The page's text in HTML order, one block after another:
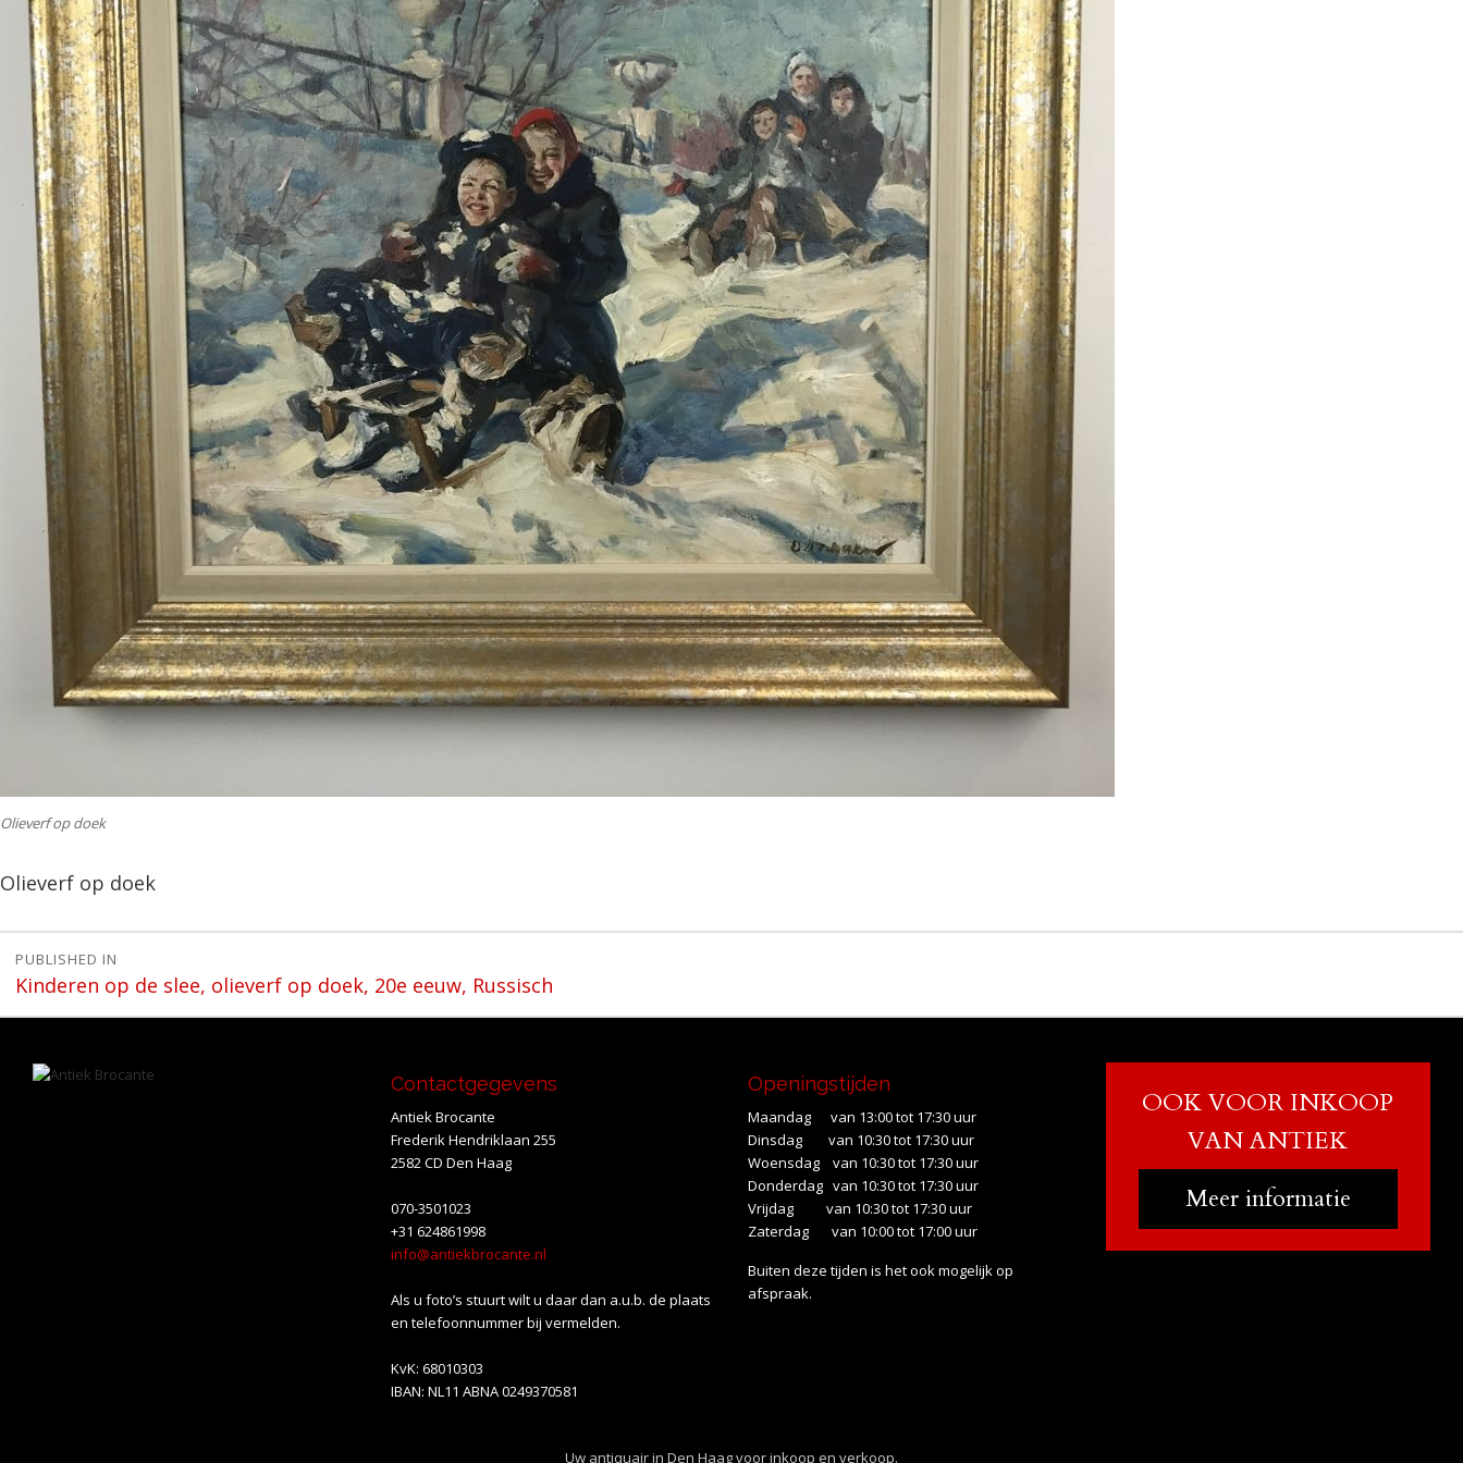
Olieverf op doek
Olieverf op doek
Bericht
navigatie
PUBLISHED IN
Kinderen op de slee, olieverf op doek, 20e eeuw, Russisch
Contactgegevens
Antiek Brocante
Frederik Hendriklaan 255
2582 CD Den Haag
070-3501023
+31 624861998
info@antiekbrocante.nl
Als u foto’s stuurt wilt u daar dan a.u.b. de plaats
en telefoonnummer bij vermelden.
KvK: 68010303
IBAN: NL11 ABNA 0249370581
Openingstijden
Maandag van 13:00 tot 17:30 uur
Dinsdag van 10:30 tot 17:30 uur
Woensdag van 10:30 tot 17:30 uur
Donderdag van 10:30 tot 17:30 uur
Vrijdag van 10:30 tot 17:30 uur
Zaterdag van 10:00 tot 17:00 uur
Buiten deze tijden is het ook mogelijk op
afspraak.
OOK VOOR INKOOP
VAN ANTIEK
Meer informatie
Uw antiquair in Den Haag voor inkoop en verkoop.